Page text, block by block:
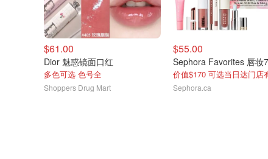
$61.00
Dior 魅惑镜面口红
多色可选 色号全
Shoppers Drug Mart
$55.00
Sephora Favorites 唇妆
价值$170 可选当日达门店
Sephora.ca